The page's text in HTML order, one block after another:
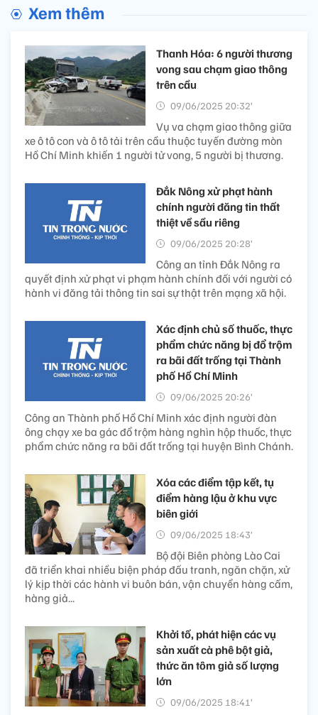
Xem thêm
Thanh Hóa: 6 người thương
vong sau chạm giao thông
trên cầu
09/06/2025 20:32’
Vụ va chạm giao thông giữa
xe ô tô con và ô tô tải trên cầu thuộc tuyến đường mòn
Hồ Chí Minh khiến 1 người tử vong, 5 người bị thương.
Đắk Nông xử phạt hành
chính người đăng tin thất
thiệt về sầu riêng
09/06/2025 20:28’
Công an tỉnh Đắk Nông ra
quyết định xử phạt vi phạm hành chính đối với người có
hành vi đăng tải thông tin sai sự thật trên mạng xã hội.
Xác định chủ số thuốc, thực
phẩm chức năng bị đổ trộm
ra bãi đất trống tại Thành
phố Hồ Chí Minh
09/06/2025 20:26’
Công an Thành phố Hồ Chí Minh xác định người đàn
ông chạy xe ba gác đổ trộm hàng nghìn hộp thuốc, thực
phẩm chức năng ra bãi đất trống tại huyện Bình Chánh.
Xóa các điểm tập kết, tụ
điểm hàng lậu ở khu vực
biên giới
09/06/2025 18:43’
Bộ đội Biên phòng Lào Cai
đã triển khai nhiều biện pháp đấu tranh, ngăn chặn, xử
lý kịp thời các hành vi buôn bán, vận chuyển hàng cấm,
hàng giả...
Khởi tố, phát hiện các vụ
sản xuất cà phê bột giả,
thức ăn tôm giả số lượng
lớn
09/06/2025 18:41’